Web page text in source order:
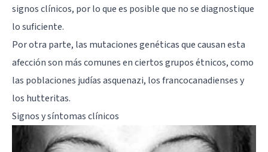
signos clínicos, por lo que es posible que no se diagnostique
lo suficiente.
Por otra parte, las mutaciones genéticas que causan esta
afección son más comunes en ciertos grupos étnicos, como
las poblaciones judías asquenazi, los francocanadienses y
los hutteritas.
Signos y síntomas clínicos